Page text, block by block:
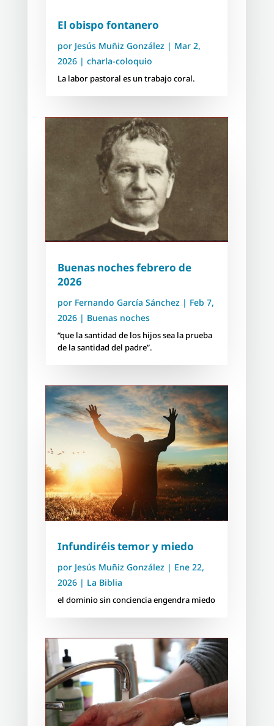
El obispo fontanero
por Jesús Muñiz González| Mar 2,
2026| charla-coloquio
La labor pastoral es un trabajo coral.
Buenas noches febrero de
2026
por Fernando García Sánchez | Feb 7,
2026| Buenas noches
“que la santidad de los hijos sea la prueba
de la santidad del padre”.
Infundiréis temor y miedo
por Jesús Muñiz González | Ene 22,
2026| La Biblia
el dominio sin conciencia engendra miedo